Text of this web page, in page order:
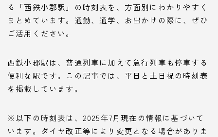
る「西鉄小郡駅」の時刻表を、方面別にわかりやすく
まとめています。通勤、通学、お出かけの際に、ぜひ
ご活用ください。
西鉄小郡駅は、普通列車に加えて急行列車も停車する
便利な駅です。この記事では、平日と土日祝の時刻表
を掲載しています。
※以下の時刻表は、2025年7月現在の情報に基づいて
います。ダイヤ改正等により変更となる場合がありま